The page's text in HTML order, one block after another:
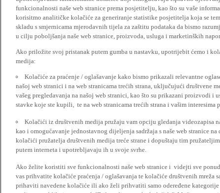
funkcionalnosti naše web stranice prema posjetitelju, kao što su vaše
korisitmo analitičke kolačiće za generiranje statistike posjetitelja koja se
skladu s smjernicama mjerodavnih tijela za zaštitu podataka da bismo
u cilju poboljšanja naše web stranice, proizvoda, usluga i marketinških
Ako priložite svoj pristanak putem gumba u nastavku, upotrijebit ćemo i
medija:
Kolačiće za praćenje / oglašavanje kako bismo prikazali relevantne
našoj web stranici i na web stranicama trećih strana, uključujući društvene
vašeg pregledavanja na našoj web stranici, kao što su prikazani proizvodi i
stavke koje ste kupili, te na web stranicama trećih strana i vašim interesima
Kolačići iz društvenih medija pružaju vam opciju gledanja videozapisa
kao i omogućavanje jednostavnog dijeljenja sadržaja s naše web stranice
kolačići pružatelja društvenih medija treće strane i dopuštaju tim
putem interneta i upotrebljavaju ih u svoje svrhe.
Ako želite koristiti sve funkcionalnosti naše web stranice i videjti sve
vas prihvatite kolačiće praćenja / oglašavanja te kolačiće društvenih mreža
prihaviti navedene kolačiće ili ako želi prihvatiti samo odeređene